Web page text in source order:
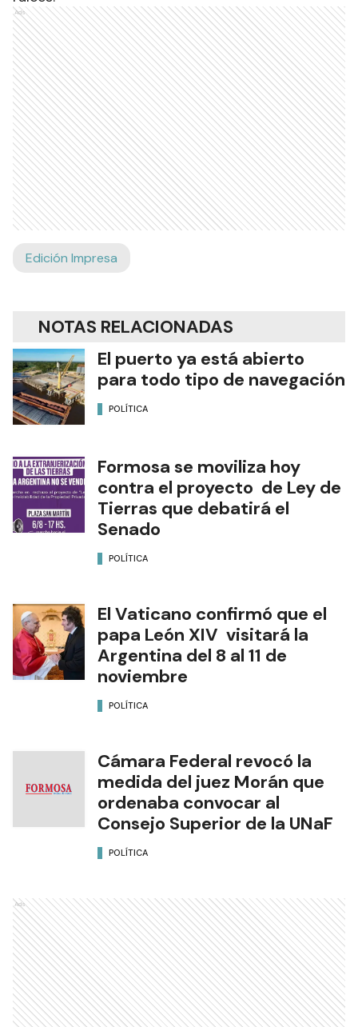
Ads
Edición Impresa
NOTAS RELACIONADAS
El puerto ya está abierto
para todo tipo de navegación
POLÍTICA
Formosa se moviliza hoy
contra el proyecto de Ley de
Tierras que debatirá el
Senado
POLÍTICA
El Vaticano confirmó que el
papa León XIV visitará la
Argentina del 8 al 11 de
noviembre
POLÍTICA
Cámara Federal revocó la
medida del juez Morán que
ordenaba convocar al
Consejo Superior de la UNaF
POLÍTICA
Ads